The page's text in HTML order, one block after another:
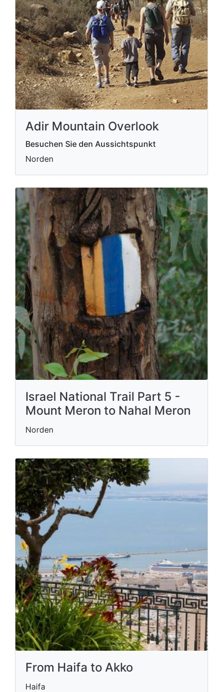
Adir Mountain Overlook
Besuchen Sie den Aussichtspunkt
Norden
Israel National Trail Part 5 -
Mount Meron to Nahal Meron
Norden
From Haifa to Akko
Haifa